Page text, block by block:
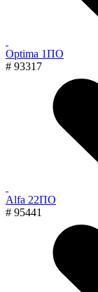
Optima 1ПО
# 93317
Alfa 22ПО
# 95441